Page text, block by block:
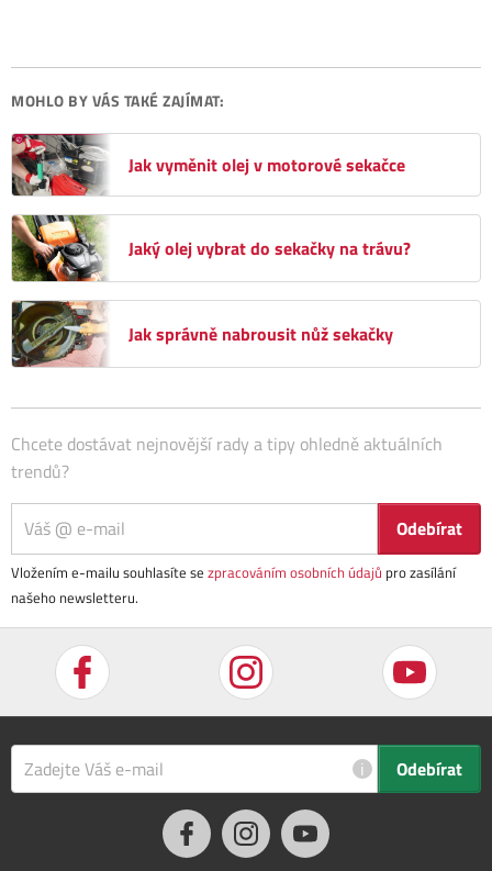
MOHLO BY VÁS TAKÉ ZAJÍMAT:
Jak vyměnit olej v motorové sekačce
Jaký olej vybrat do sekačky na trávu?
Jak správně nabrousit nůž sekačky
Chcete dostávat nejnovější rady a tipy ohledně aktuálních
trendů?
Odebírat
Vložením e-mailu souhlasíte se zpracováním osobních údajů pro zasílání
našeho newsletteru.
i Odebírat